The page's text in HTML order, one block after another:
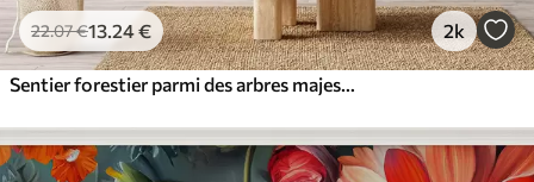
22.07€13 .24€ 2k